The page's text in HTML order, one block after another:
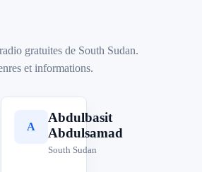
gratuites de South Sudan.
et informations.
A
Abdulbasit
Abdulsamad
South Sudan